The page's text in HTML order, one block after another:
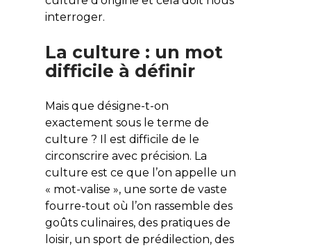
interroger.
La culture : un mot
difficile à définir
Mais que désigne-t-on
exactement sous le terme de
culture ? Il est difficile de le
circonscrire avec précision. La
culture est ce que l’on appelle un
« mot-valise », une sorte de vaste
fourre-tout où l’on rassemble des
goûts culinaires, des pratiques de
loisir, un sport de prédilection, des